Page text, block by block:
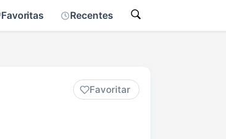
Favoritas Recentes
Favoritar